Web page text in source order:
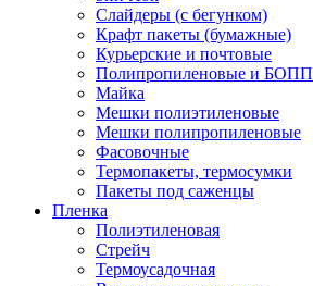
Слайдеры (с бегунком)
Крафт пакеты (бумажные)
Курьерские и почтовые
Полипропиленовые и БОПП
Майка
Мешки полиэтиленовые
Мешки полипропиленовые
Фасовочные
Термопакеты, термосумки
Пакеты под саженцы
Пленка
Полиэтиленовая
Стрейч
Термоусадочная